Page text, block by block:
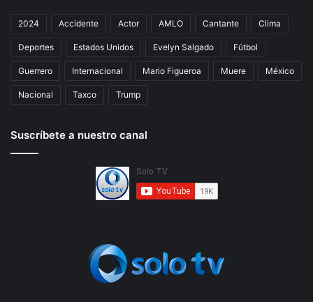
2024 Accidente Actor AMLO Cantante Clima
Deportes Estados Unidos Evelyn Salgado Fútbol
Guerrero Internacional Mario Figueroa Muere México
Nacional Taxco Trump
Suscríbete a nuestro canal